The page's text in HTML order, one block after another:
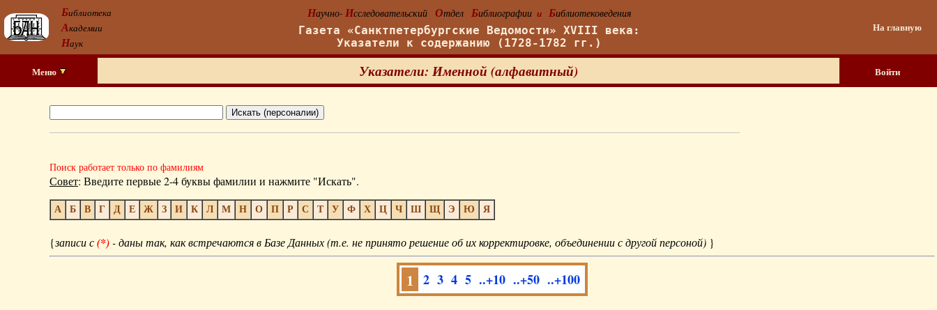
Библиотека
Академии
Наук
Научно- Исследовательский Отдел Библиографии и Библиотековедения
Газета «Санктпетербургские Ведомости» XVIII века:
Указатели к содержанию (1728-1782 гг.)
На главную
Меню Указатели: Именной (алфавитный) Войти
Поиск работает только по фамилиям
Совет: Введите первые 2-4 буквы фамилии и нажмите "Искать".
А Б В Г Д Е Ж З И К Л М Н О П Р С Т У Ф Х Ц Ч Ш Щ Э Ю Я
{записи с(*)- даны так, как встречаются в Базе Данных (т.е. не принято решение об их корректировке, объединении с другой персоной) }
1 2 3 4 5 ..+10 ..+50 ..+100